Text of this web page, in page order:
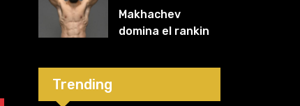
Makhachev
domina el ranking
proyecta como
2026
Trending